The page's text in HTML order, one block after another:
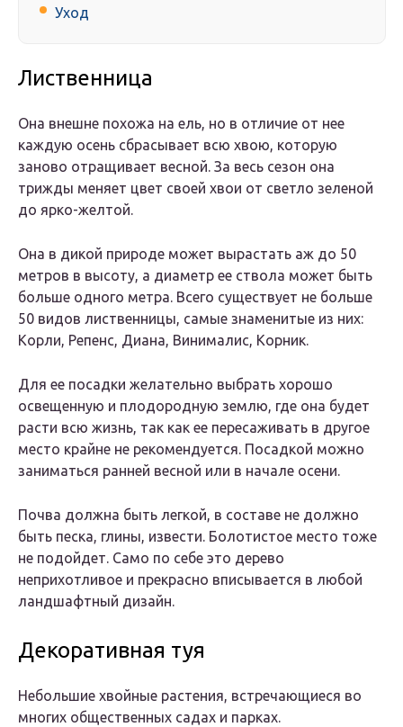
Уход
Лиственница
Она внешне похожа на ель, но в отличие от нее
каждую осень сбрасывает всю хвою, которую
заново отращивает весной. За весь сезон она
трижды меняет цвет своей хвои от светло зеленой
до ярко-желтой.
Она в дикой природе может вырастать аж до 50
метров в высоту, а диаметр ее ствола может быть
больше одного метра. Всего существует не больше
50 видов лиственницы, самые знаменитые из них:
Корли, Репенс, Диана, Винималис, Корник.
Для ее посадки желательно выбрать хорошо
освещенную и плодородную землю, где она будет
расти всю жизнь, так как ее пересаживать в другое
место крайне не рекомендуется. Посадкой можно
заниматься ранней весной или в начале осени.
Почва должна быть легкой, в составе не должно
быть песка, глины, извести. Болотистое место тоже
не подойдет. Само по себе это дерево
неприхотливое и прекрасно вписывается в любой
ландшафтный дизайн.
Декоративная туя
Небольшие хвойные растения, встречающиеся во
многих общественных садах и парках.